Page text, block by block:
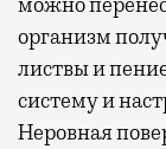
организм
листвы и
систему и
Неровная